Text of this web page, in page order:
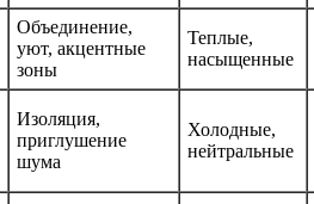
Объединение,
уют, акцентные
зоны
Теплые,
насыщенные
Изоляция,
приглушение
шума
Холодные,
нейтральные